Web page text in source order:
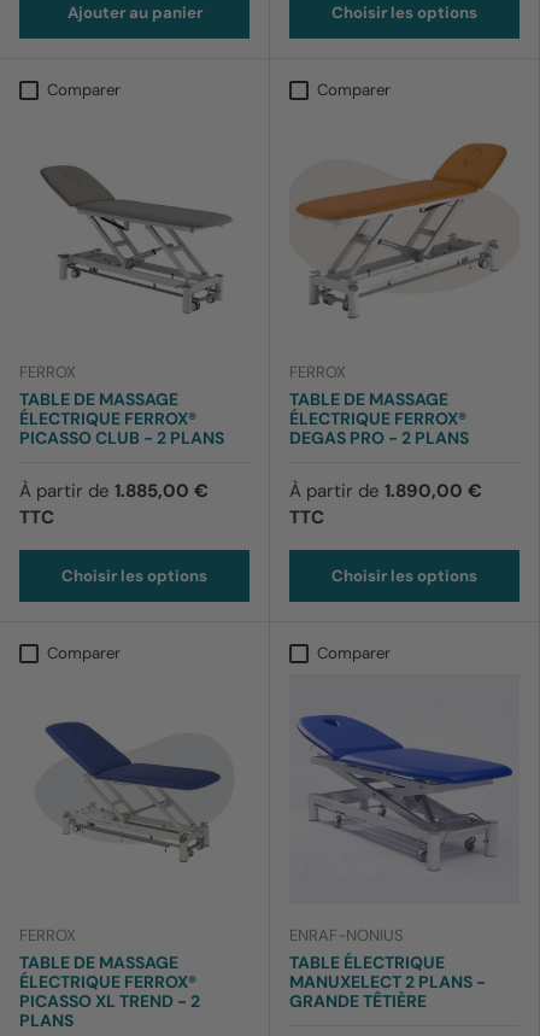
Ajouter au panier Choisir les options
Comparer
FERROX
TABLE DE MASSAGE
ÉLECTRIQUE FERROX®
PICASSO CLUB - 2 PLANS
À partir de 1.885,00 €
TTC
Choisir les options
Comparer
FERROX
TABLE DE MASSAGE
ÉLECTRIQUE FERROX®
DEGAS PRO - 2 PLANS
À partir de 1.890,00 €
TTC
Choisir les options
Comparer
FERROX
TABLE DE MASSAGE
ÉLECTRIQUE FERROX®
PICASSO XL TREND - 2
PLANS
Comparer
ENRAF-NONIUS
TABLE ÉLECTRIQUE
MANUXELECT 2 PLANS -
GRANDE TÊTIÈRE